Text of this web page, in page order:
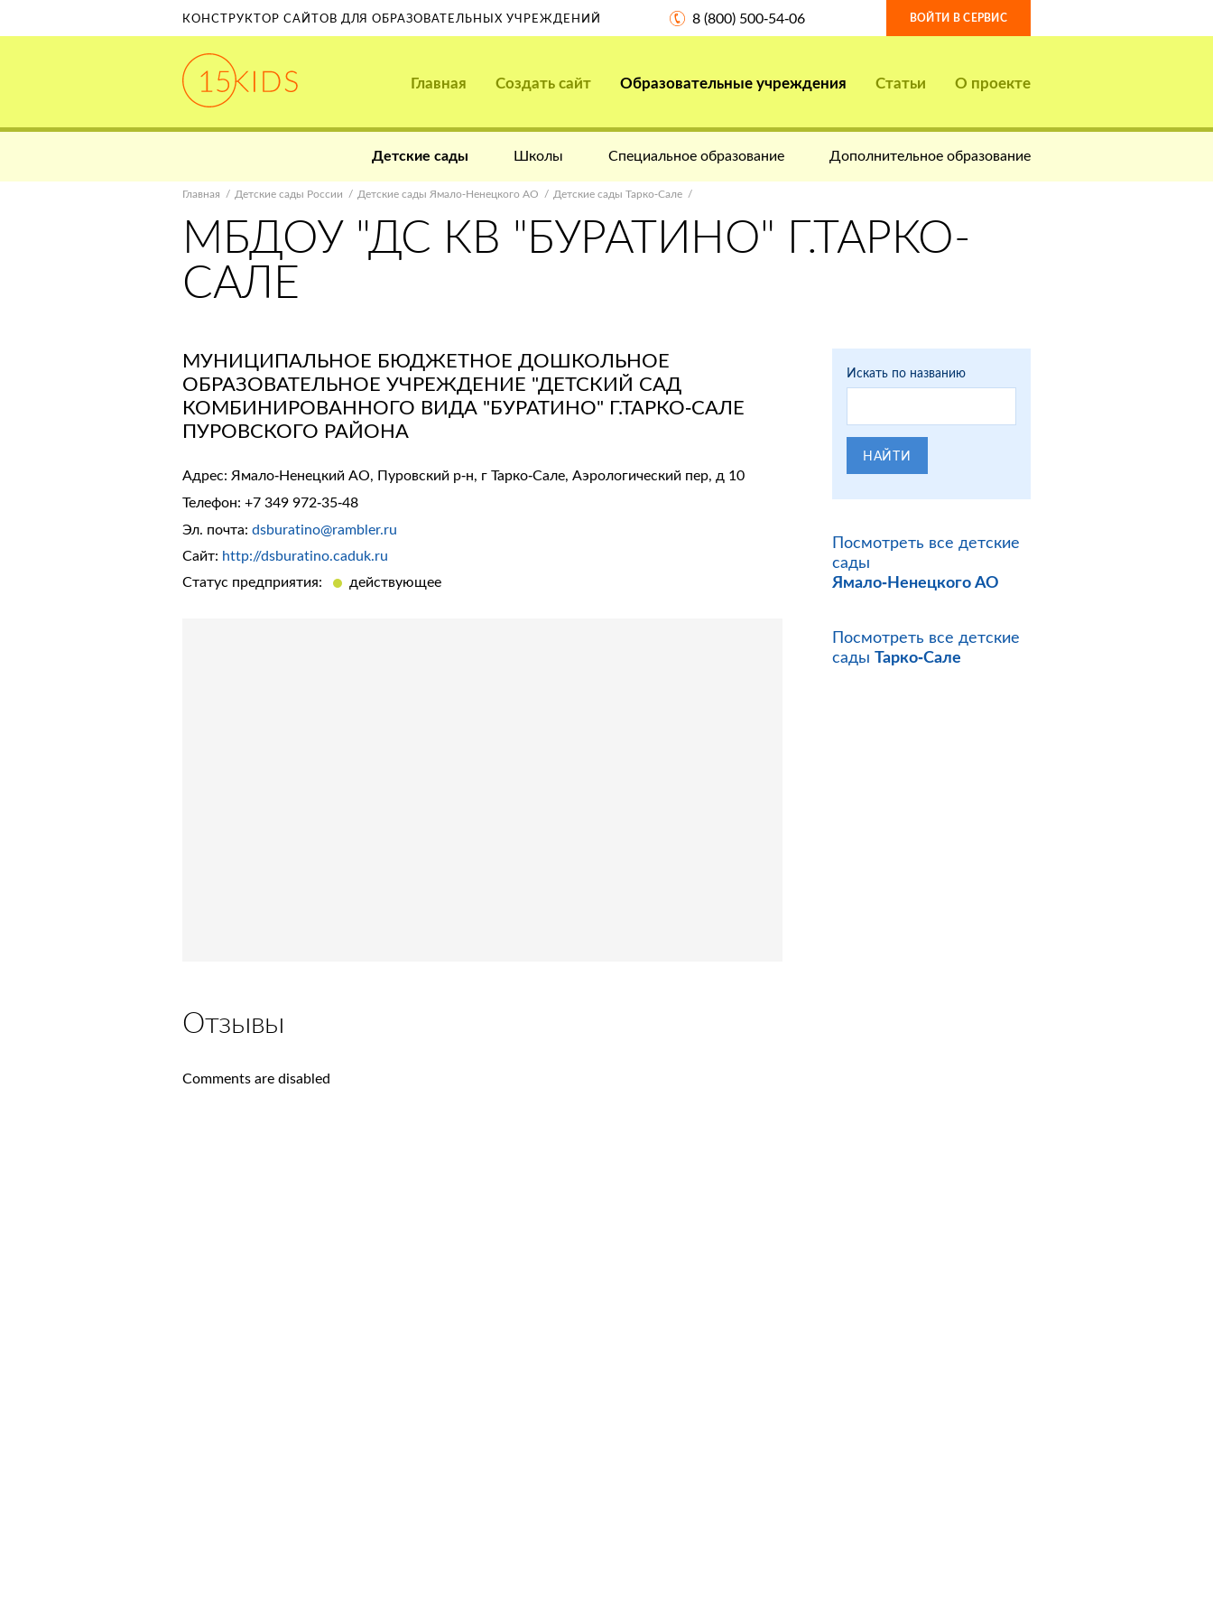
КОНСТРУКТОР САЙТОВ ДЛЯ ОБРАЗОВАТЕЛЬНЫХ УЧРЕЖДЕНИЙ 8 (800) 500-54-06 ВОЙТИ В СЕРВИС
Главная Создать сайт Образовательные учреждения Статьи О проекте
Детские сады Школы Специальное образование Дополнительное образование
Главная Детские сады России Детские сады Ямало-Ненецкого АО Детские сады Тарко-Сале
МБДОУ "ДС КВ "БУРАТИНО" Г.ТАРКО-
САЛЕ
МУНИЦИПАЛЬНОЕ БЮДЖЕТНОЕ ДОШКОЛЬНОЕ
ОБРАЗОВАТЕЛЬНОЕ УЧРЕЖДЕНИЕ "ДЕТСКИЙ САД
КОМБИНИРОВАННОГО ВИДА "БУРАТИНО" Г.ТАРКО-САЛЕ
ПУРОВСКОГО РАЙОНА
Адрес: Ямало-Ненецкий АО, Пуровский р-н, г Тарко-Сале, Аэрологический пер, д 10
Телефон: +7 349 972-35-48
Эл. почта: dsburatino@rambler.ru
Сайт: http://dsburatino.caduk.ru
Статус предприятия:
действующее
Отзывы
Comments are disabled
Искать по названию
НАЙТИ
Посмотреть все детские
сады
Ямало-Ненецкого АО
Посмотреть все детские
сады Тарко-Сале